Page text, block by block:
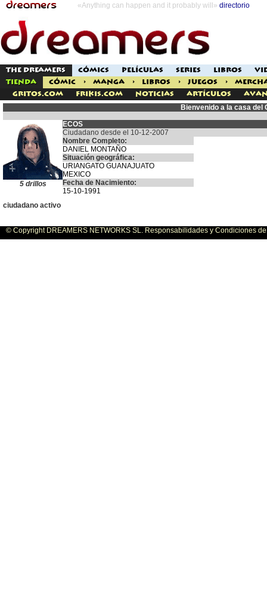
«Anything can happen and it probably will» directorio
THE DREAMERS CÓMICS PELÍCULAS SERIES LIBROS
TIENDA
CÓMIC > MANGA > LIBROS > JUEGOS >
Gritos.com
Frikis.com Noticias Artículos
Bienvenido a la casa del
5 drillos
ECOS
Ciudadano desde el 10-12-2007
Nombre Completo:
DANIEL MONTAÑO
Situación geográfica:
URIANGATO GUANAJUATO
MEXICO
Fecha de Nacimiento:
15-10-1991
ciudadano activo
© Copyright DREAMERS NETWORKS SL. Responsabilidades y Condiciones